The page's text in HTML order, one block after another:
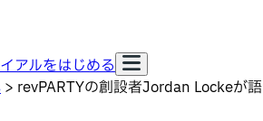
アルをはじめる
> revPARTYの創設者Jordan Lockeが